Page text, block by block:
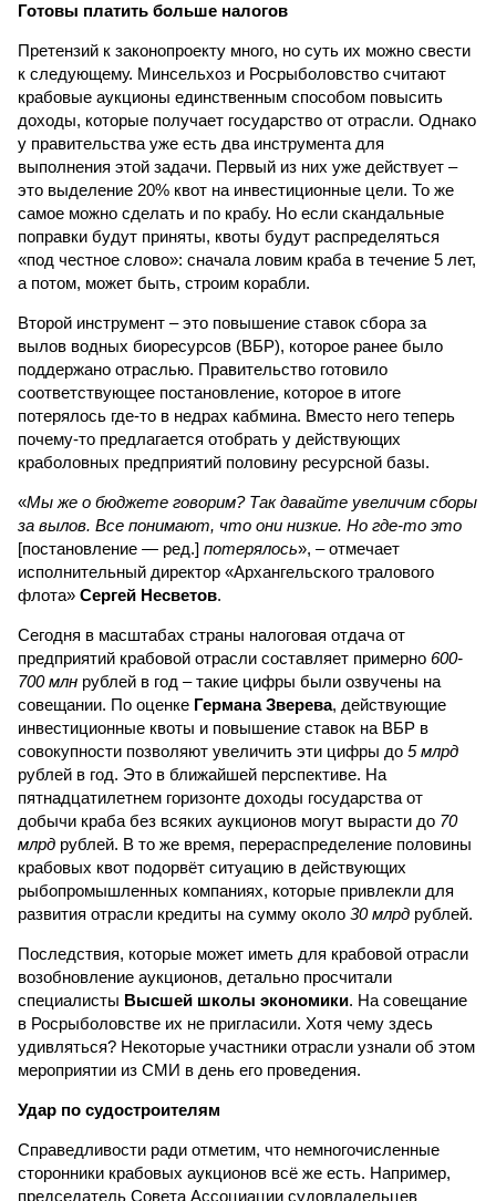
Готовы платить больше налогов
Претензий к законопроекту много, но суть их можно свести
к следующему. Минсельхоз и Росрыболовство считают
крабовые аукционы единственным способом повысить
доходы, которые получает государство от отрасли. Однако
у правительства уже есть два инструмента для
выполнения этой задачи. Первый из них уже действует –
это выделение 20% квот на инвестиционные цели. То же
самое можно сделать и по крабу. Но если скандальные
поправки будут приняты, квоты будут распределяться
«под честное слово»: сначала ловим краба в течение 5 лет,
а потом, может быть, строим корабли.
Второй инструмент – это повышение ставок сбора за
вылов водных биоресурсов (ВБР), которое ранее было
поддержано отраслью. Правительство готовило
соответствующее постановление, которое в итоге
потерялось где-то в недрах кабмина. Вместо него теперь
почему-то предлагается отобрать у действующих
краболовных предприятий половину ресурсной базы.
«Мы же о бюджете говорим? Так давайте увеличим сборы
за вылов. Все понимают, что они низкие. Но где-то это
[постановление — ред.] потерялось», – отмечает
исполнительный директор «Архангельского тралового
флота» Сергей Несветов.
Сегодня в масштабах страны налоговая отдача от
предприятий крабовой отрасли составляет примерно 600-
700 млн рублей в год – такие цифры были озвучены на
совещании. По оценке Германа Зверева, действующие
инвестиционные квоты и повышение ставок на ВБР в
совокупности позволяют увеличить эти цифры до 5 млрд
рублей в год. Это в ближайшей перспективе. На
пятнадцатилетнем горизонте доходы государства от
добычи краба без всяких аукционов могут вырасти до 70
млрд рублей. В то же время, перераспределение половины
крабовых квот подорвёт ситуацию в действующих
рыбопромышленных компаниях, которые привлекли для
развития отрасли кредиты на сумму около 30 млрд рублей.
Последствия, которые может иметь для крабовой отрасли
возобновление аукционов, детально просчитали
специалисты Высшей школы экономики. На совещание
в Росрыболовстве их не пригласили. Хотя чему здесь
удивляться? Некоторые участники отрасли узнали об этом
мероприятии из СМИ в день его проведения.
Удар по судостроителям
Справедливости ради отметим, что немногочисленные
сторонники крабовых аукционов всё же есть. Например,
председатель Совета Ассоциации судовладельцев